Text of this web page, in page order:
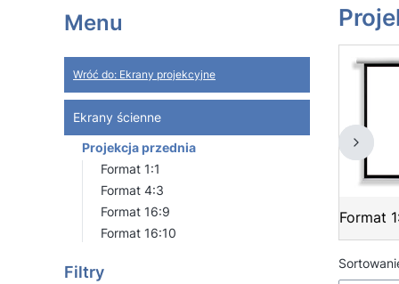
Menu
Wróć do: Ekrany projekcyjne
Ekrany ścienne
Projekcja przednia
Format 1:1
Format 4:3
Format 16:9
Format 16:10
Filtry
Format
Lista